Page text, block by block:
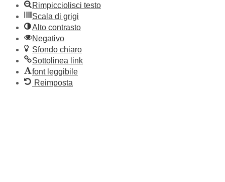
Rimpicciolisci testo
Scala di grigi
Alto contrasto
Negativo
Sfondo chiaro
Sottolinea link
font leggibile
Reimposta